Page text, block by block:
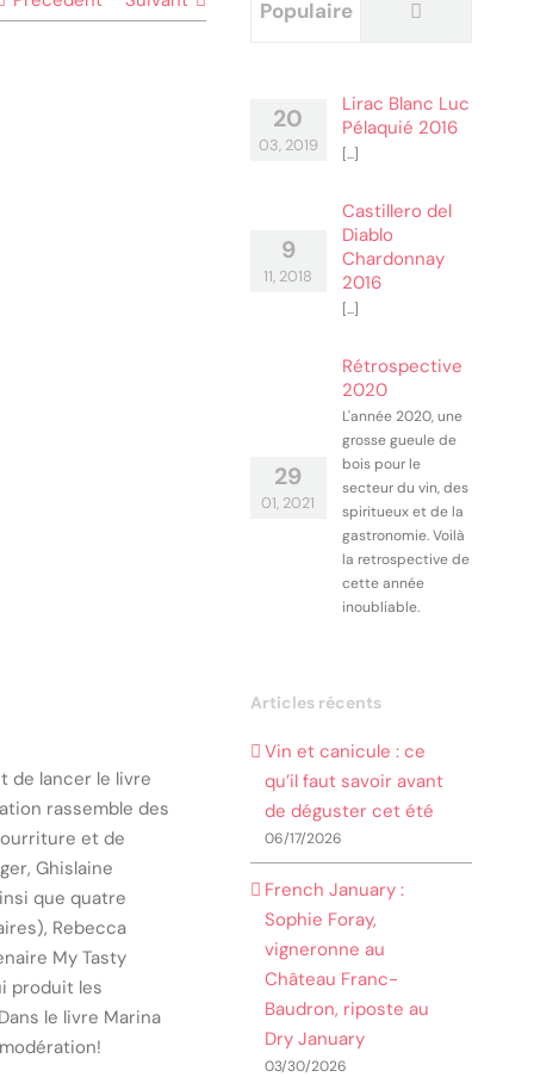
de lancer le livre
rassemble des
et de
Ghislaine
que quatre
Rebecca
My Tasty
produit les
le livre Marina
Populaire
20
03, 2019
Lirac Blanc Luc
Pélaquié 2016
[...]
9
11, 2018
Castillero del
Diablo
Chardonnay
2016
[...]
29
01, 2021
Rétrospective
2020
L'année 2020, une
grosse gueule de
bois pour le
secteur du vin, des
spiritueux et de la
gastronomie. Voilà
la retrospective de
cette année
inoubliable.
Articles récents
Vin et canicule : ce
qu’il faut savoir avant
de déguster cet été
06/17/2026
French January :
Sophie Foray,
vigneronne au
Château Franc-
Baudron, riposte au
Dry January
03/30/2026